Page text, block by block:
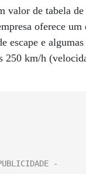
de tabela
oferece
escape e
250 km/h